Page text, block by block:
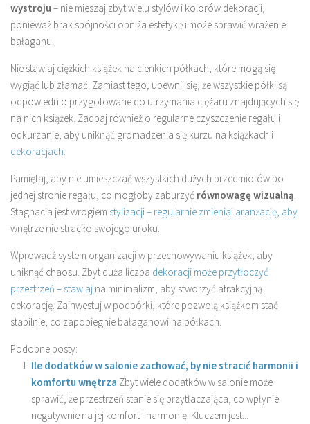
wystroju – nie mieszaj zbyt wielu stylów i kolorów dekoracji,
ponieważ brak spójności obniża estetykę i może sprawić wrażenie
bałaganu.
Nie stawiaj ciężkich książek na cienkich półkach, które mogą się
wygiąć lub złamać. Zamiast tego, upewnij się, że wszystkie półki są
odpowiednio przygotowane do utrzymania ciężaru znajdujących się
na nich książek. Zadbaj również o regularne czyszczenie regału i
odkurzanie, aby uniknąć gromadzenia się kurzu na książkach i
dekoracjach
Pamiętaj, aby nie umieszczać wszystkich dużych przedmiotów po
jednej stronie regału, co mogłoby zaburzyć równowagę wizualną
Stagnacja jest wrogiem stylizacji – regularnie zmieniaj aranżację, aby
wnętrze nie straciło swojego uroku.
Wprowadź system organizacji w przechowywaniu książek, aby
uniknąć chaosu. Zbyt duża liczba dekoracji może przytłoczyć
przestrzeń – stawiaj na minimalizm, aby stworzyć atrakcyjną
dekorację. Zainwestuj w podpórki, które pozwolą książkom stać
stabilnie, co zapobiegnie bałaganowi na półkach.
Podobne posty:
Ile dodatków w salonie zachować, by nie stracić harmonii i
komfortu wnętrza Zbyt wiele dodatków w salonie może
sprawić, że przestrzeń stanie się przytłaczająca, co wpłynie
negatywnie na jej komfort i harmonię. Kluczem jest...